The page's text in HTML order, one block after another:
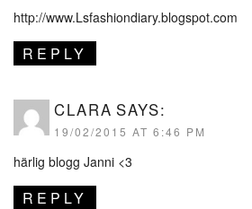
http://www.Lsfashiondiary.blogspot.com
REPLY
CLARA SAYS:
19/02/2015 AT 6:46 PM
härlig blogg Janni <3
REPLY